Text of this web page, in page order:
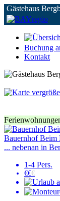
Gästehaus
Buchung
Kontakt
Bauernhof Beim
... nebenan in
1-4 Pers.
€€€